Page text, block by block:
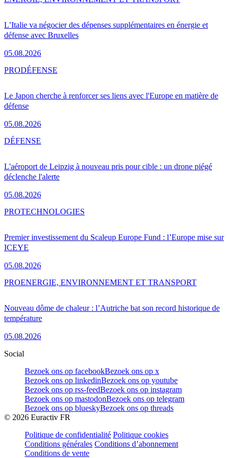
L’Italie va négocier des dépenses supplémentaires en énergie et
défense avec Bruxelles
05.08.2026
Le Japon cherche à renforcer ses liens avec l'Europe en matière de
défense
05.08.2026
PRODÉFENSE
L'aéroport de Leipzig à nouveau pris pour cible : un drone piégé
déclenche l'alerte
05.08.2026
DÉFENSE
Premier investissement du Scaleup Europe Fund : l’Europe mise sur
ICEYE
05.08.2026
PROTECHNOLOGIES
Nouveau dôme de chaleur : l’Autriche bat son record historique de
température
05.08.2026
PROENERGIE, ENVIRONNEMENT ET TRANSPORT
Social
Bezoek ons op facebookBezoek ons op x
Bezoek ons op linkedinBezoek ons op youtube
Bezoek ons op rss-feedBezoek ons op instagram
Bezoek ons op mastodonBezoek ons op telegram
Bezoek ons op blueskyBezoek ons op threads
© 2026 Euractiv FR
Politique de confidentialité Politique cookies
Conditions générales Conditions d’abonnement
Conditions de vente